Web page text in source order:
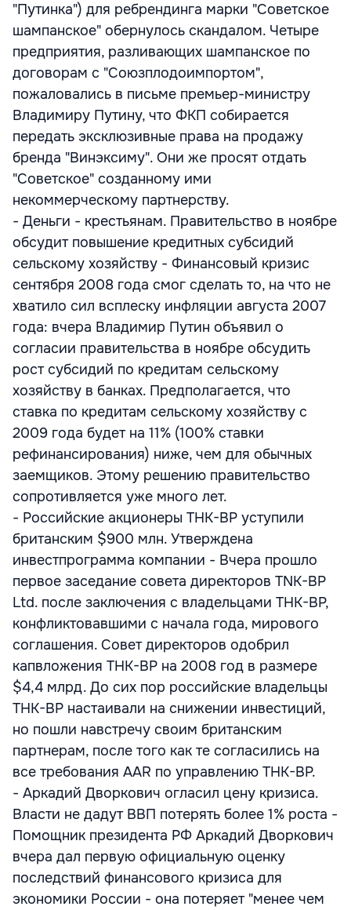
"Путинка") для ребрендинга марки "Советское
шампанское" обернулось скандалом. Четыре
предприятия, разливающих шампанское по
договорам с "Союзплодоимпортом",
пожаловались в письме премьер-министру
Владимиру Путину, что ФКП собирается
передать эксклюзивные права на продажу
бренда "Винэксиму". Они же просят отдать
"Советское" созданному ими
некоммерческому партнерству.
- Деньги - крестьянам. Правительство в ноябре
обсудит повышение кредитных субсидий
сельскому хозяйству - Финансовый кризис
сентября 2008 года смог сделать то, на что не
хватило сил всплеску инфляции августа 2007
года: вчера Владимир Путин объявил о
согласии правительства в ноябре обсудить
рост субсидий по кредитам сельскому
хозяйству в банках. Предполагается, что
ставка по кредитам сельскому хозяйству с
2009 года будет на 11% (100% ставки
рефинансирования) ниже, чем для обычных
заемщиков. Этому решению правительство
сопротивляется уже много лет.
- Российские акционеры ТНК-ВР уступили
британским $900 млн. Утверждена
инвестпрограмма компании - Вчера прошло
первое заседание совета директоров TNK-BP
Ltd. после заключения с владельцами ТНК-ВР,
конфликтовавшими с начала года, мирового
соглашения. Совет директоров одобрил
капвложения ТНК-ВР на 2008 год в размере
$4,4 млрд. До сих пор российские владельцы
ТНК-ВР настаивали на снижении инвестиций,
но пошли навстречу своим британским
партнерам, после того как те согласились на
все требования AAR по управлению ТНК-ВР.
- Аркадий Дворкович огласил цену кризиса.
Власти не дадут ВВП потерять более 1% роста -
Помощник президента РФ Аркадий Дворкович
вчера дал первую официальную оценку
последствий финансового кризиса для
экономики России - она потеряет "менее чем